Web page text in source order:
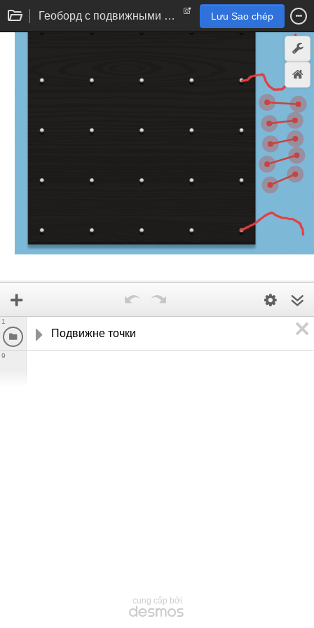
Геоборд с подвижными отрезками Lưu Sao chép
Подвижне точки
1
9
cung cấp bởi